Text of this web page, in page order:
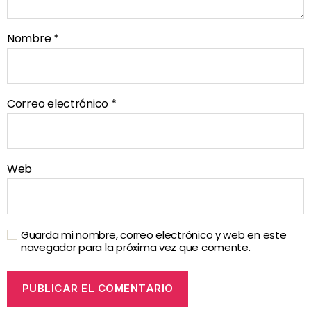
Nombre*
Correo electrónico *
Web
Guarda mi nombre, correo electrónico y web en este
navegador para la próxima vez que comente.